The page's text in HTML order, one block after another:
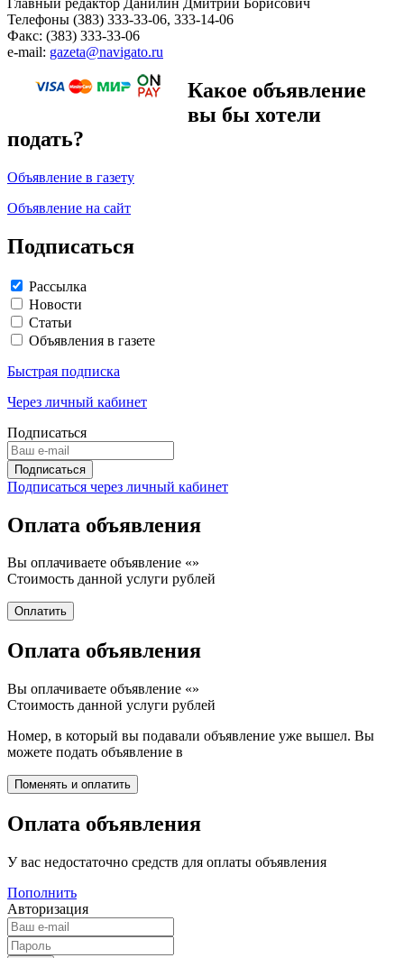
Главный редактор Данилин Дмитрий Борисович
Телефоны (383) 333-33-06, 333-14-06
Факс: (383) 333-33-06
e-mail: gazeta@navigato.ru
Какое объявление
вы бы хотели
подать?
Объявление в газету
Объявление на сайт
Подписаться
Рассылка
Новости
Статьи
Объявления в газете
Быстрая подписка
Через личный кабинет
Подписаться
Подписаться через личный кабинет
Оплата объявления
Вы оплачиваете объявление «»
Стоимость данной услуги рублей
Оплата объявления
Вы оплачиваете объявление «»
Стоимость данной услуги рублей
Номер, в который вы подавали объявление уже вышел. Вы
можете подать объявление в
Оплата объявления
У вас недостаточно средств для оплаты объявления
Пополнить
Авторизация